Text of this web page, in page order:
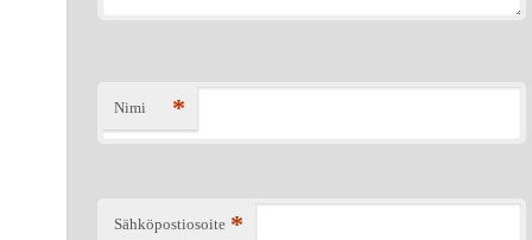
Nimi *
Sähköpostiosoite *